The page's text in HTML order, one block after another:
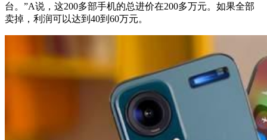
台。”A说，这200多部手机的总进价在200多万元。如果全部
卖掉，利润可以达到40到60万元。